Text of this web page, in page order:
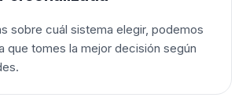
sobre cuál sistema elegir, podemos
que tomes la mejor decisión según